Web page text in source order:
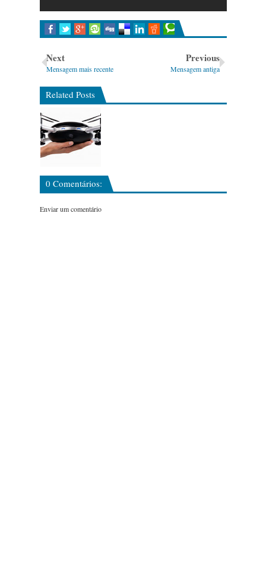
Next
Mensagem mais recente
Previous
Mensagem antiga
Related Posts
0 Comentários:
Enviar um comentário